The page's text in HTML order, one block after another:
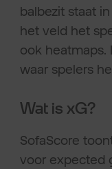
balbezit staat
het veld het
ook heatmaps.
waar spelers
Wat is xG?
SofaScore
voor expected